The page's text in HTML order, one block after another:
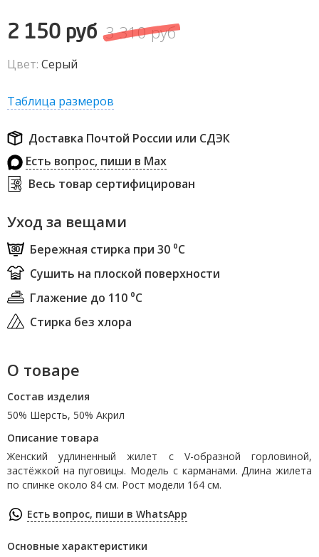
2 150 руб 3 310 руб
Цвет: Серый
Таблица размеров
Доставка Почтой России или СДЭК
Есть вопрос, пиши в Max
Весь товар сертифицирован
Уход за вещами
Бережная стирка при 30 ⁰С
Сушить на плоской поверхности
Глажение до 110 ⁰С
Стирка без хлора
О товаре
Основные характеристики
Состав изделия
50% Шерсть, 50% Акрил
Описание товара
Женский удлиненный жилет с V-образной горловиной,
застёжкой на пуговицы. Модель с карманами. Длина жилета
по спинке около 84 см. Рост модели 164 см.
Есть вопрос, пиши в WhatsApp